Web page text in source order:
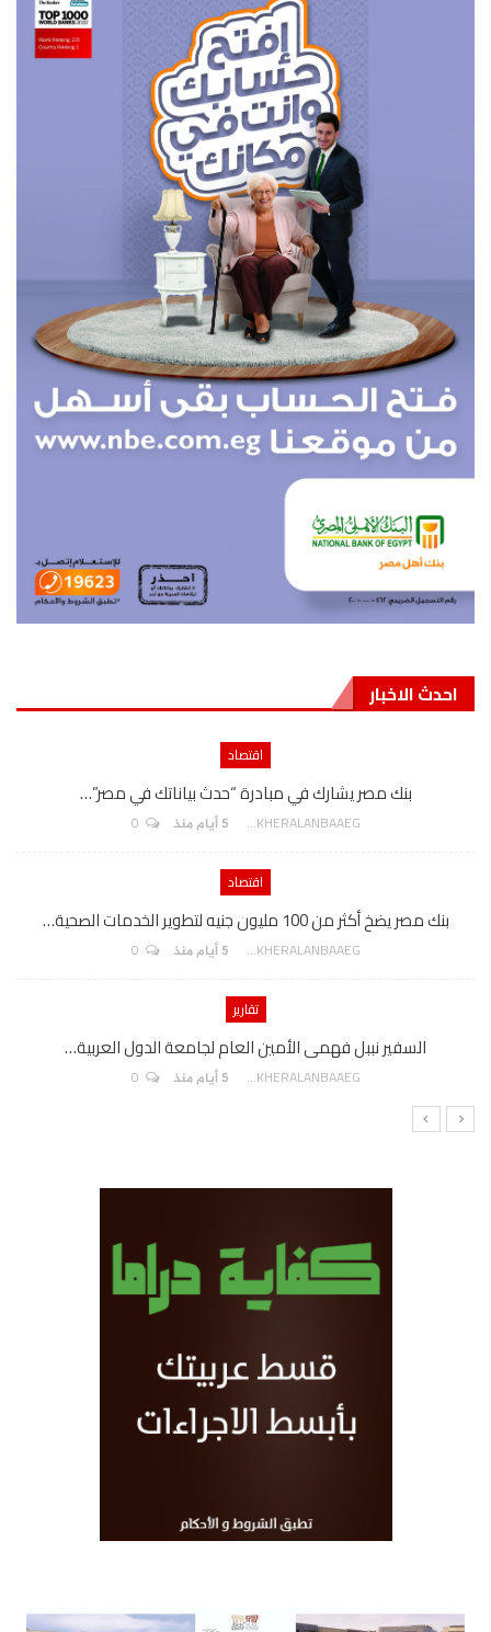
احدث الاخبار
اقتصاد
بنك مصر يشارك في مبادرة “حدث بياناتك في مصر”…
AKHERALANBAAEG 5 أيام منذ
اقتصاد
بنك مصر يضخ أكثر من 100 مليون جنيه لتطوير الخدمات الصحية…
AKHERALANBAAEG 5 أيام منذ
تقارير
السفير نببل فهمى الأمين العام لجامعة الدول العربية…
AKHERALANBAAEG 5 أيام منذ